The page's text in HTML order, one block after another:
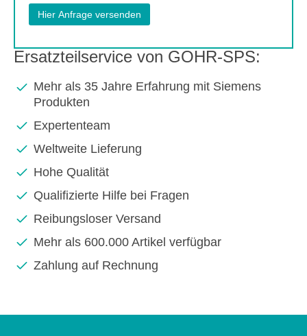
Ersatzteilservice von GOHR-SPS:
Mehr als 35 Jahre Erfahrung mit Siemens
Produkten
Expertenteam
Weltweite Lieferung
Hohe Qualität
Qualifizierte Hilfe bei Fragen
Reibungsloser Versand
Mehr als 600.000 Artikel verfügbar
Zahlung auf Rechnung